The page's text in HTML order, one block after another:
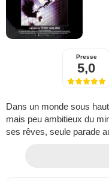
Presse
5,0
Dans un monde sous
mais peu ambitieux du
ses rêves, seule parade